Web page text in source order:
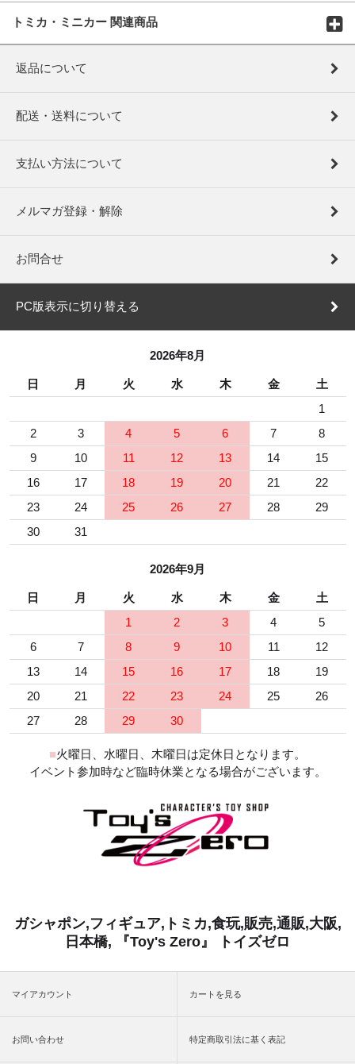
トミカ・ミニカー 関連商品
返品について
配送・送料について
支払い方法について
メルマガ登録・解除
お問合せ
PC版表示に切り替える
2026年8月
日 月 火 水 木 金
土
1
2
3 4 5 6 7
8
9
10 11 12 13 14
15
16
17 18 19 20 21
22
23
24 25 26 27 28
29
30
31
2026年9月
日 月 火 水 木 金
土
1
2 3 4
5
6
7 8 9 10 11
12
13
14 15 16 17 18
19
20
21 22 23 24 25
26
27
28 29 30
■火曜日、水曜日、木曜日は定休日となります。
イベント参加時など臨時休業となる場合がございます。
ガシャポン,フィギュア,トミカ,食玩,販売,通販,大阪,
日本橋, 『Toy's Zero』 トイズゼロ
マイアカウント カートを見る
お問い合わせ 特定商取引法に基く表記